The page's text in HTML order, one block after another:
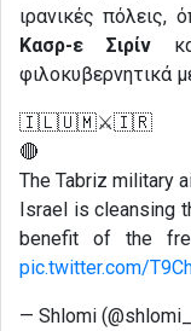
ιρανικές πόλεις,
Κασρ-ε Σιρίν
φιλοκυβερνητικά
🇮🇱🇺🇲⚔️🇮🇷
🔴
The Tabriz military
Israel is cleansing
benefit of the
pic.twitter.com/
— Shlomi